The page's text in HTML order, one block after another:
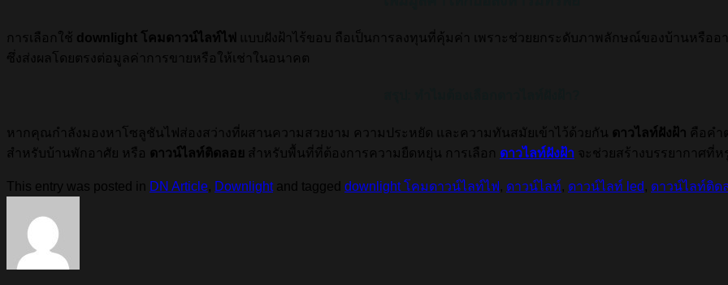
การเลือกใช้ downlight โคมดาวน์ไลท์ไฟ แบบฝังฝ้าไร้ขอบ ถือเป็นการลงทุนที่คุ้มค่า เพราะช่วยยกระดับภาพลักษณ์ของบ้านหรือ
ซึ่งส่งผลโดยตรงต่อมูลค่าการขายหรือให้เช่าในอนาคต
หากคุณกำลังมองหาโซลูชันไฟส่องสว่างที่ผสานความสวยงาม ความประหยัด และความทันสมัยเข้าไว้ด้วยกัน ดาวไลท์ฝังฝ้า คือคำ
สำหรับบ้านพักอาศัย หรือ ดาวน์ไลท์ติดลอย สำหรับพื้นที่ที่ต้องการความยืดหยุ่น การเลือก ดาวไลท์ฝังฝ้า จะช่วยสร้างบรรยากาศที่
This entry was posted in DN Article, Downlightand tagged downlight โคมดาวน์ไลท์ไฟ , ดาวน์ไลท์, ดาวน์ไลท์ led , ดาวน์ไลท์ติด